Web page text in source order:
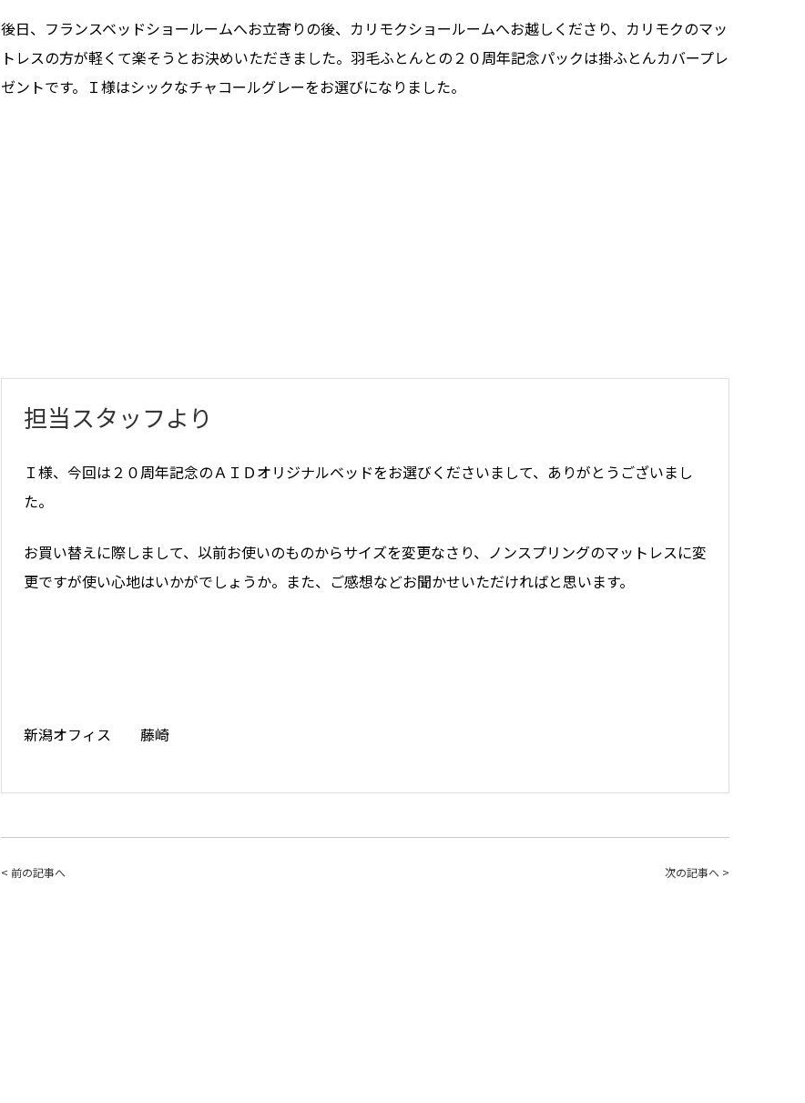
後日、フランスベッドショールームへお立寄りの後、カリモクショールームへお越しくださり、カリモクのマッ
トレスの方が軽くて楽そうとお決めいただきました。羽毛ふとんとの２０周年記念パックは掛ふとんカバープレ
ゼントです。Ｉ様はシックなチャコールグレーをお選びになりました。
担当スタッフより
Ｉ様、今回は２０周年記念のＡＩＤオリジナルベッドをお選びくださいまして、ありがとうございまし
た。
お買い替えに際しまして、以前お使いのものからサイズを変更なさり、ノンスプリングのマットレスに変
更ですが使い心地はいかがでしょうか。また、ご感想などお聞かせいただければと思います。
新潟オフィス 藤崎
< 前の記事へ 次の記事へ >